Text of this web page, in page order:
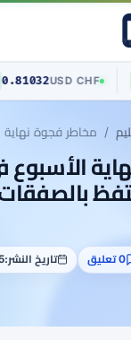
USD
0.81032
▲ +0.07%
مخاطر فجوة نهاية الأسبوع في الفوركس 2026: هل تحتفظ بالصفقات حتى
0 تعليق تاريخ النشر:15